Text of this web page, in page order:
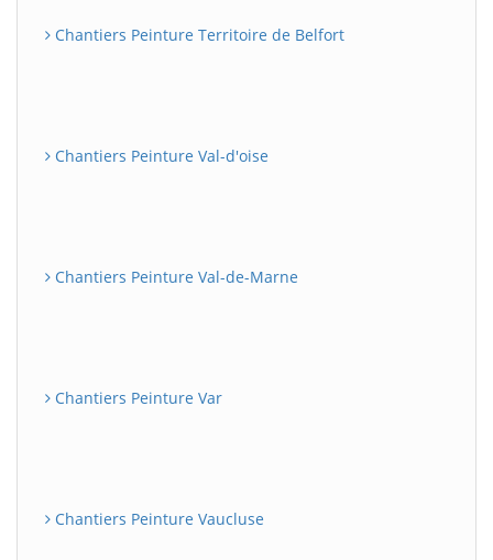
Chantiers Peinture Territoire de Belfort
Chantiers Peinture Val-d'oise
Chantiers Peinture Val-de-Marne
Chantiers Peinture Var
Chantiers Peinture Vaucluse